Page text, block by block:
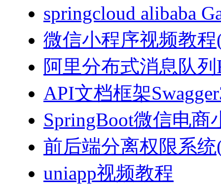
springcloud alibaba
微信小程序视频教程
阿里分布式消息队
API文档框架
SpringBoot微信电商
前后端分离权限系统
uniapp视频教程